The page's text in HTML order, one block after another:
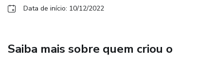
Data de início: 10/12/2022
Saiba mais sobre quem criou o